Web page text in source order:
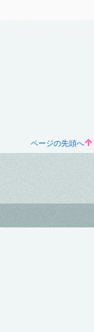
ページの先頭へ